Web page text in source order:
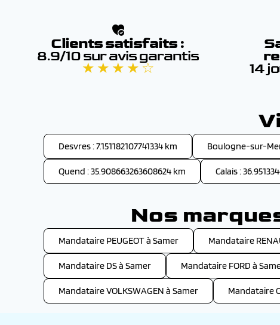
Clients satisfaits :
8.9/10 sur avis garantis
★ ★ ★ ★ ☆ 14
Desvres : 7.151182107741334 km Boulogne-sur-Mer
Quend : 35.908663263608624 km Calais :
Nos
Mandataire PEUGEOT à Samer Mandataire
Mandataire DS à Samer Mandataire FORD à
Mandataire VOLKSWAGEN à Samer Mandataire